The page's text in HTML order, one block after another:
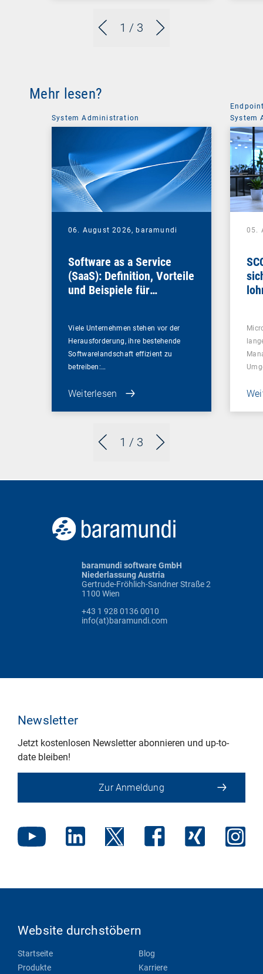
1 / 3
Mehr lesen?
1 / 3
System Administration
06. August 2026, baramundi
Software as a Service
(SaaS): Definition, Vorteile
und Beispiele für
Viele Unternehmen stehen vor der
Herausforderung, ihre bestehende
Softwarelandschaft effizient zu
betreiben:…
Weiterlesen
System
05.
baramundi software GmbH
Niederlassung Austria
Gertrude-Fröhlich-Sandner Straße 2
1100 Wien
+43 1 928 0136 0010
info(at)baramundi.com
Newsletter
Jetzt kostenlosen Newsletter abonnieren und up-to-
date bleiben!
Zur Anmeldung
Website durchstöbern
Startseite
Produkte
Blog
Karriere